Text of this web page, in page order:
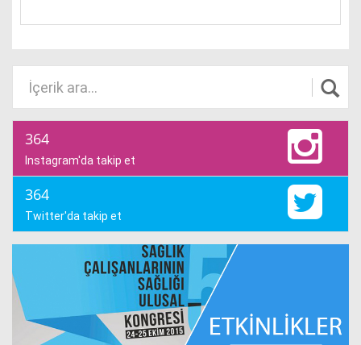
364
Instagram'da takip et
364
Twitter'da takip et